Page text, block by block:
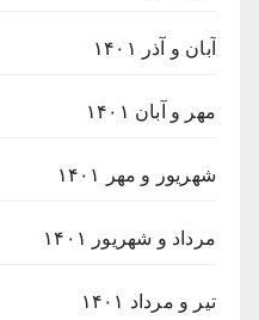
آبان و آذر ۱۴۰۱
مهر و آبان ۱۴۰۱
شهریور و مهر ۱۴۰۱
مرداد و شهریور ۱۴۰۱
تیر و مرداد ۱۴۰۱